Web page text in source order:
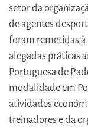
setor da
de agentes
foram remetidas à
alegadas práticas
Portuguesa de
modalidade em
atividades
treinadores e da